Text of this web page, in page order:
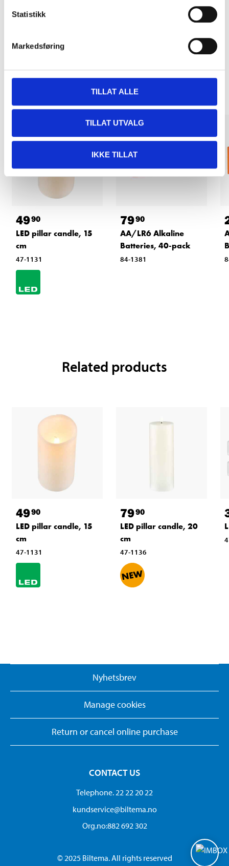
Statistikk
Markedsføring
TILLAT ALLE
TILLAT UTVALG
IKKE TILLAT
Pay & Collect in your local store within 2 hours!
Other customers also bought
4990
LED pillar candle, 15
cm
47-1131
7990
AA/LR6 Alkaline
Batteries, 40-pack
84-1381
Related products
4990
LED pillar candle, 15
cm
47-1131
7990
LED pillar candle, 20
cm
47-1136
Nyhetsbrev
Manage cookies
Return or cancel online purchase
CONTACT US
Telephone. 22 22 20 22
kundservice@biltema.no
Org.no:882 692 302
© 2025 Biltema. All rights reserved